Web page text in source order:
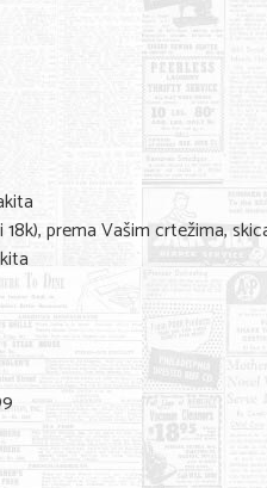
prema Vašim crtežima,